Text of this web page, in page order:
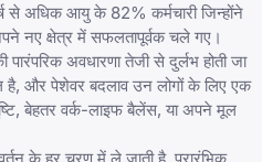
से अधिक आयु के 82% कर्मचारी जिन्होंने
नए क्षेत्र में सफलतापूर्वक चले गए।
अवधारणा तेजी से दुर्लभ होती जा
है, और पेशेवर बदलाव उन लोगों के लिए एक
बेहतर वर्क-लाइफ बैलेंस, या अपने मूल